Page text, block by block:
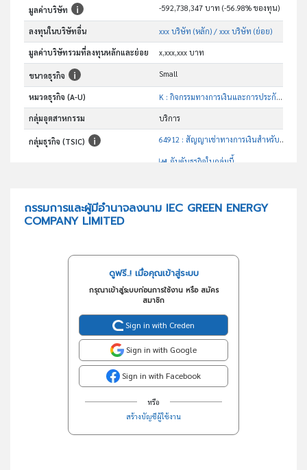
มูลค่าบริษัท -592,738,347 บาท (-56.98% ของทุน)
ลงทุนในบริษัทอื่น xxx บริษัท (หลัก)/ xxx บริษัท (ย่อย)
มูลค่าบริษัทรวมที่ลงทุนหลักและย่อย x,xxx,xxx บาท
ขนาดธุรกิจ Small
หมวดธุรกิจ (A-U) K : กิจกรรมทางการเงินและการประกันภัย
กลุ่มอุตสาหกรรม บริการ
กลุ่มธุรกิจ (TSIC) 64912 : สัญญาเช่าทางการเงินสำหรับเครื่องจักรและอุปกรณ์เพื่อ การดำเนินธุรกิจ
อันดับธุรกิจในกลุ่มนี้
กรรมการและผู้มีอำนาจลงนาม IEC GREEN ENERGY
COMPANY LIMITED
ดูฟรี..! เมื่อคุณเข้าสู่ระบบ
กรุณาเข้าสู่ระบบก่อนการใช้งาน หรือ สมัคร
สมาชิก
Sign in with Creden
Sign in with Google
Sign in with Facebook
หรือ
สร้างบัญชีผู้ใช้งาน